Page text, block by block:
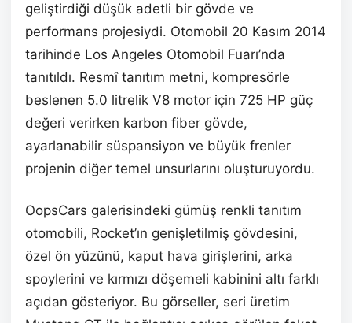
geliştirdiği düşük adetli bir gövde ve
performans projesiydi. Otomobil 20 Kasım 2014
tarihinde Los Angeles Otomobil Fuarı’nda
tanıtıldı. Resmî tanıtım metni, kompresörle
beslenen 5.0 litrelik V8 motor için 725 HP güç
değeri verirken karbon fiber gövde,
ayarlanabilir süspansiyon ve büyük frenler
projenin diğer temel unsurlarını oluşturuyordu.
OopsCars galerisindeki gümüş renkli tanıtım
otomobili, Rocket’ın genişletilmiş gövdesini,
özel ön yüzünü, kaput hava girişlerini, arka
spoylerini ve kırmızı döşemeli kabinini altı farklı
açıdan gösteriyor. Bu görseller, seri üretim